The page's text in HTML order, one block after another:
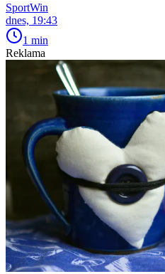
SportWin
dnes, 19:43
1 min
Reklama